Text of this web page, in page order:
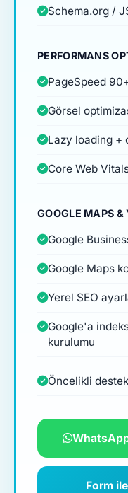
Schema.org /
PERFORMANS
PageSpeed
Görsel
Lazy loading +
Core Web
GOOGLE MAPS &
Google
Google Maps
Yerel SEO
Google'a
kurulumu
Öncelikli
Form